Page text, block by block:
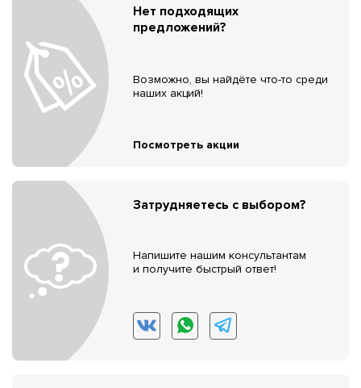
Нет подходящих
предложений?
Возможно, вы найдёте что-то среди
наших акций!
Посмотреть акции
Затрудняетесь с выбором?
Напишите нашим консультантам
и получите быстрый ответ!